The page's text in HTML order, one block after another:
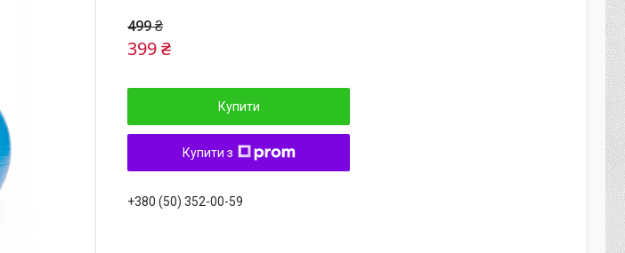
499 ₴
399 ₴
Купити
Купити з
+380 (50) 352-00-59